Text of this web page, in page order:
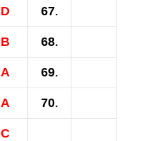
D 67.
B 68.
A 69.
A 70.
C